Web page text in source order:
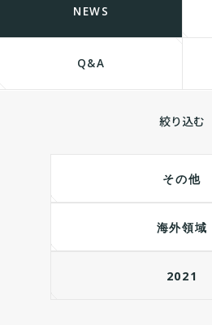
NEWS
Q&A
絞り込む
その他
海外領域
2021